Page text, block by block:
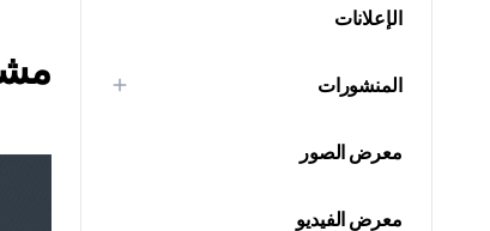
الإعلانات
المنشورات
معرض الصور
معرض الفيديو